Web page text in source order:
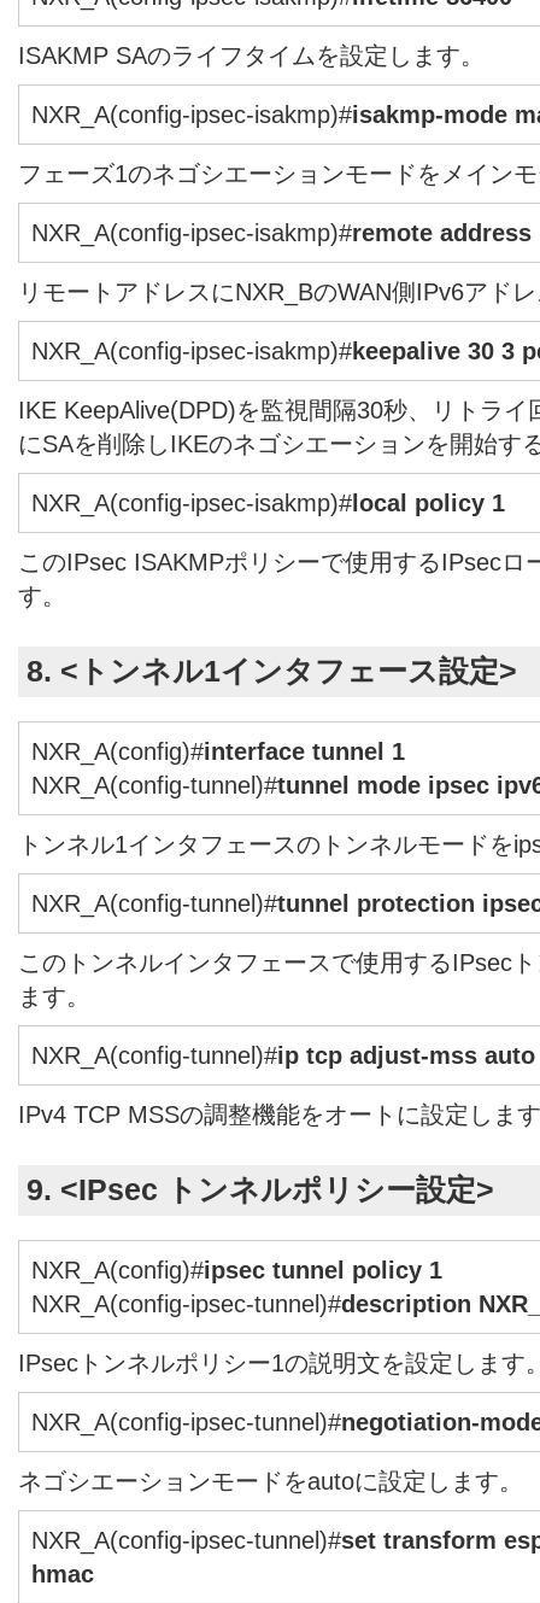
ISAKMP SAのライフタイムを設定します。
NXR_A(config-ipsec-isakmp)#isakmp-mode
フェーズ1のネゴシエーションモードをメイン
NXR_A(config-ipsec-isakmp)#remote address
リモートアドレスにNXR_BのWAN側IPv6アド
NXR_A(config-ipsec-isakmp)#keepalive 30 3
IKE KeepAlive(DPD)を監視間隔30秒、リトライ
にSAを削除しIKEのネゴシエーションを開始す
NXR_A(config-ipsec-isakmp)#local policy 1
このIPsec ISAKMPポリシーで使用するIPsecロ
す。
8. <トンネル1インタフェース設定>
NXR_A(config)#interface tunnel 1
NXR_A(config-tunnel)#tunnel mode ipsec
トンネル1インタフェースのトンネルモードを
NXR_A(config-tunnel)#tunnel protection
このトンネルインタフェースで使用するIPsec
ます。
NXR_A(config-tunnel)#ip tcp adjust-mss auto
IPv4 TCP MSSの調整機能をオートに設定しま
9. <IPsec トンネルポリシー設定>
NXR_A(config)#ipsec tunnel policy 1
NXR_A(config-ipsec-tunnel)#description
IPsecトンネルポリシー1の説明文を設定します
NXR_A(config-ipsec-tunnel)#negotiation-
ネゴシエーションモードをautoに設定します。
NXR_A(config-ipsec-tunnel)#set transform
hmac